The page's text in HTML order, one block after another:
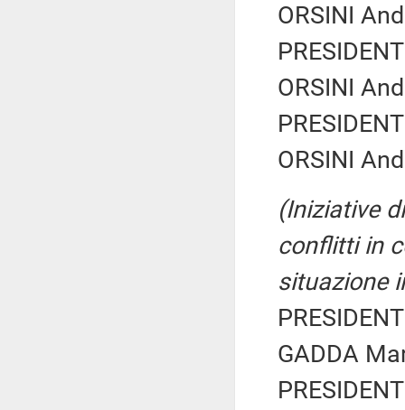
ORSINI
ORSINI
ORSINI
(Iniziative
conflitti in
situazione
GADDA